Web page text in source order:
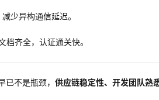
少异构通信延迟。
齐全，认证通关快。
不是瓶颈， 供应链稳定性、开发团队熟